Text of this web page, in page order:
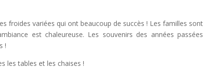
froides variées qui ont beaucoup de succès ! Les familles sont
est chaleureuse. Les souvenirs des années passées
!
les tables et les chaises !